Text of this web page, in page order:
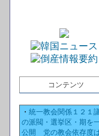
コンテンツ
・ 統一教会関係１２１
の派閥・選挙区・期を
公開 党の教会依存度